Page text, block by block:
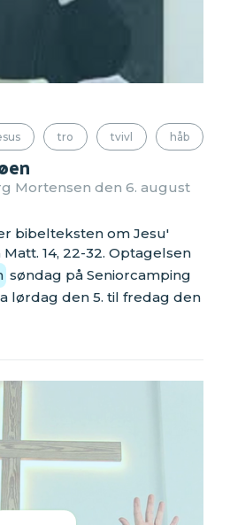
tro tvivl håb
Mortensen den 6. august
bibelteksten om Jesu'
14, 22-32. Optagelsen
søndag på Seniorcamping
lørdag den 5. til fredag den